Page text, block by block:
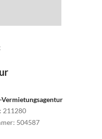
: 211280
: 504587